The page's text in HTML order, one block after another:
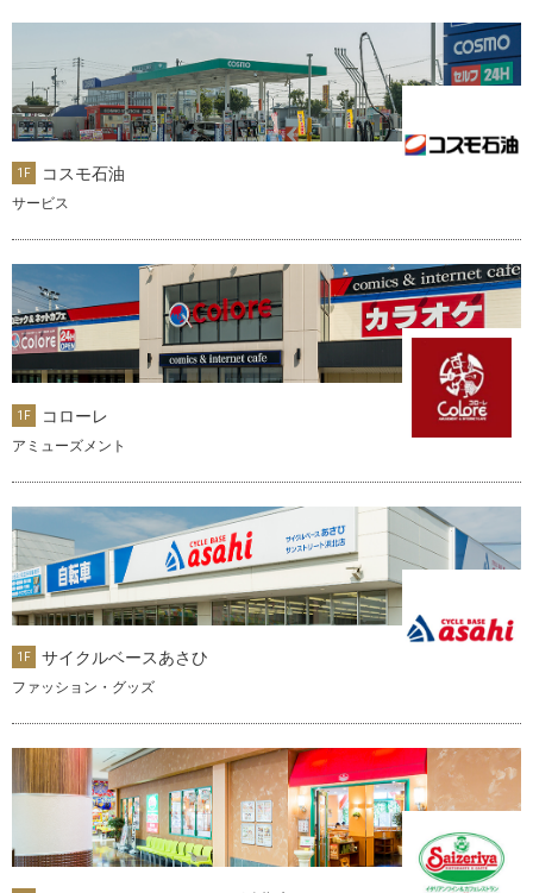
1F コスモ石油
サービス
1F コローレ
アミューズメント
1F サイクルベースあさひ
ファッション・グッズ